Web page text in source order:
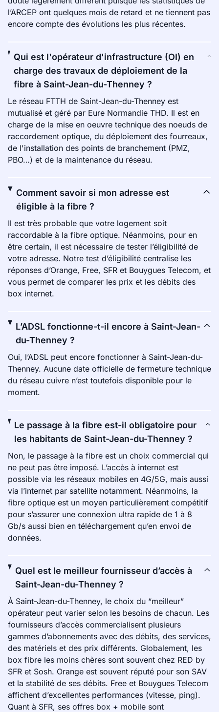
l’ARCEP ont quelques mois de retard et ne tiennent pas
encore compte des évolutions les plus récentes.
Qui est l'opérateur d'infrastructure (OI) en
charge des travaux de déploiement de la
fibre à Saint-Jean-du-Thenney ?
Le réseau FTTH de Saint-Jean-du-Thenney est
mutualisé et géré par Eure Normandie THD. Il est en
charge de la mise en oeuvre technique des noeuds de
raccordement optique, du déploiement des fourreaux,
de l'installation des points de branchement (PMZ,
PBO…) et de la maintenance du réseau.
Comment savoir si mon adresse est
éligible à la fibre ?
Il est très probable que votre logement soit
raccordable à la fibre optique. Néanmoins, pour en
être certain, il est nécessaire de tester l’éligibilité de
votre adresse. Notre test d’éligibilité centralise les
réponses d’Orange, Free, SFR et Bouygues Telecom, et
vous permet de comparer les prix et les débits des
box internet.
L’ADSL fonctionne-t-il encore à Saint-Jean-
du-Thenney ?
Oui, l’ADSL peut encore fonctionner à Saint-Jean-du-
Thenney. Aucune date officielle de fermeture technique
du réseau cuivre n’est toutefois disponible pour le
moment.
Le passage à la fibre est-il obligatoire pour
les habitants de Saint-Jean-du-Thenney ?
Non, le passage à la fibre est un choix commercial qui
ne peut pas être imposé. L’accès à internet est
possible via les réseaux mobiles en 4G/5G, mais aussi
via l’internet par satellite notamment. Néanmoins, la
fibre optique est un moyen particulièrement compétitif
pour s’assurer une connexion ultra rapide de 1 à 8
Gb/s aussi bien en téléchargement qu’en envoi de
données.
Quel est le meilleur fournisseur d’accès à
Saint-Jean-du-Thenney ?
À Saint-Jean-du-Thenney, le choix du “meilleur”
opérateur peut varier selon les besoins de chacun. Les
fournisseurs d’accès commercialisent plusieurs
gammes d’abonnements avec des débits, des services,
des matériels et des prix différents. Globalement, les
box fibre les moins chères sont souvent chez RED by
SFR et Sosh. Orange est souvent réputé pour son SAV
et la stabilité de ses débits. Free et Bouygues Telecom
affichent d’excellentes performances (vitesse, ping).
Quant à SFR, ses offres box + mobile sont